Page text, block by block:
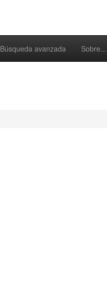
Búsqueda avanzada Sobre...